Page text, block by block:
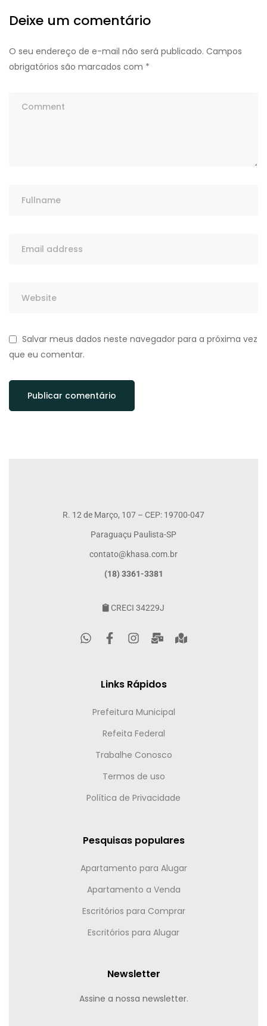
Deixe um comentário
O seu endereço de e-mail não será publicado. Campos
obrigatórios são marcados com *
Salvar meus dados neste navegador para a próxima vez
que eu comentar.
R. 12 de Março, 107 – CEP: 19700-047
Paraguaçu Paulista-SP
contato@khasa.com.br
(18) 3361-3381
CRECI 34229J
Links Rápidos
Prefeitura Municipal
Refeita Federal
Trabalhe Conosco
Termos de uso
Política de Privacidade
Pesquisas populares
Apartamento para Alugar
Apartamento a Venda
Escritórios para Comprar
Escritórios para Alugar
Newsletter
Assine a nossa newsletter.